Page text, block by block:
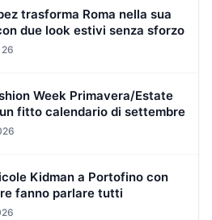
trasforma Roma nella sua
due look estivi senza sforzo
Week Primavera/Estate
fitto calendario di settembre
Kidman a Portofino con
fanno parlare tutti